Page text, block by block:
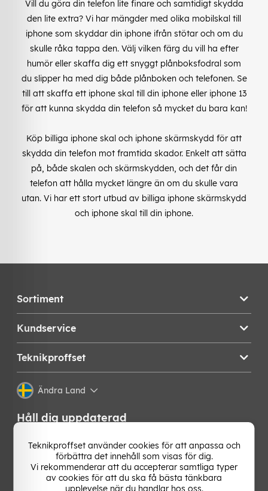
Vill du göra din telefon lite finare och samtidigt skydda
den lite extra? Vi har mängder med olika mobilskal till
iphone som skyddar din iphone ifrån stötar och om du
skulle råka tappa den. Välj vilken färg du vill ha efter
humör eller skaffa dig ett snyggt plånboksfodral som
du slipper ha med dig både plånboken och telefonen. Se
till att skaffa ett iphone skal till din iphone eller iphone 13
för att kunna skydda din telefon så mycket du bara kan!
Köp billiga iphone skal och iphone skärmskydd för att
skydda din telefon mot framtida skador. Enkelt att sätta
på, både skalen och skärmskydden, och det får din
telefon att hålla mycket längre än om du skulle vara
utan. Vi har ett stort utbud av billiga iphone skärmskydd
och iphone skal till din iphone.
Sortiment
Kundservice
Teknikproffset
Ändra Land
Håll dig uppdaterad
Få de senaste nyheterna, hetaste erbjudandena och
bästa tipsen från oss direkt i din mejlkorg. Signa upp på
vårt nyhetsbrev!
Teknikproffset använder cookies för att anpassa och
förbättra det innehåll som visas för dig.
Vi rekommenderar att du accepterar samtliga typer
av cookies för att du ska få bästa tänkbara
upplevelse när du handlar hos oss.